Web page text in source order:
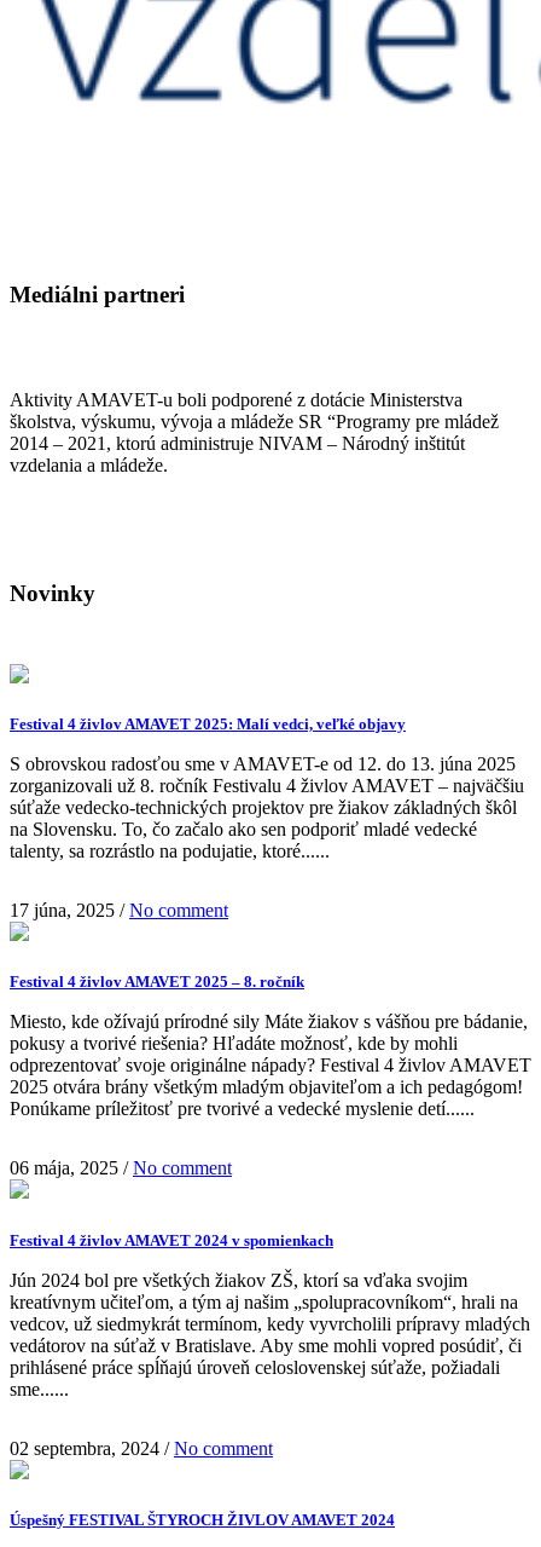
Mediálni partneri
Aktivity AMAVET-u boli podporené z dotácie Ministerstva
školstva, výskumu, vývoja a mládeže SR “Programy pre mládež
2014 – 2021, ktorú administruje NIVAM – Národný inštitút
vzdelania a mládeže.
Novinky
Festival 4 živlov AMAVET 2025: Malí vedci, veľké objavy
S obrovskou radosťou sme v AMAVET-e od 12. do 13. júna 2025
zorganizovali už 8. ročník Festivalu 4 živlov AMAVET – najväčšiu
súťaže vedecko-technických projektov pre žiakov základných škôl
na Slovensku. To, čo začalo ako sen podporiť mladé vedecké
talenty, sa rozrástlo na podujatie, ktoré......
17 júna, 2025 /No comment
Festival 4 živlov AMAVET 2025 – 8. ročník
Miesto, kde ožívajú prírodné sily Máte žiakov s vášňou pre bádanie,
pokusy a tvorivé riešenia? Hľadáte možnosť, kde by mohli
odprezentovať svoje originálne nápady? Festival 4 živlov AMAVET
2025 otvára brány všetkým mladým objaviteľom a ich pedagógom!
Ponúkame príležitosť pre tvorivé a vedecké myslenie detí......
06 mája, 2025 /No comment
Festival 4 živlov AMAVET 2024 v spomienkach
Jún 2024 bol pre všetkých žiakov ZŠ, ktorí sa vďaka svojim
kreatívnym učiteľom, a tým aj našim „spolupracovníkom“, hrali na
vedcov, už siedmykrát termínom, kedy vyvrcholili prípravy mladých
vedátorov na súťaž v Bratislave. Aby sme mohli vopred posúdiť, či
prihlásené práce spĺňajú úroveň celoslovenskej súťaže, požiadali
sme......
02 septembra, 2024 /No comment
Úspešný FESTIVAL ŠTYROCH ŽIVLOV AMAVET 2024